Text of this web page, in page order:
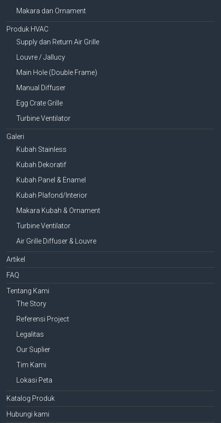
Makara dan Ornament
Produk HVAC
Supply dan Return Air Grille
Louvre / Jallucy
Main Hole (Double Frame)
Manual Diffuser
Egg Crate Grille
Turbine Ventilator
Galeri
Kubah Stainless
Kubah Dekoratif
Kubah Panel & Enamel
Kubah Plafond/Interior
Makara Kubah & Ornament
Turbine Ventilator
Air Grille Diffuser & Louvre
Artikel
FAQ
Tentang Kami
The Story
Referensi Project
Legalitas
Our Suplier
Tim Kami
Lokasi Peta
Katalog Produk
Hubungi kami